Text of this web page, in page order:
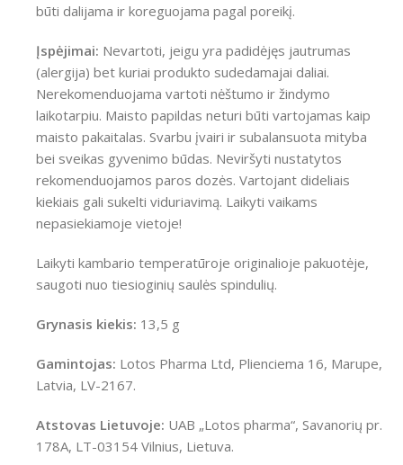
būti dalijama ir koreguojama pagal poreikį.
Įspėjimai: Nevartoti, jeigu yra padidėjęs jautrumas
(alergija) bet kuriai produkto sudedamajai daliai.
Nerekomenduojama vartoti nėštumo ir žindymo
laikotarpiu. Maisto papildas neturi būti vartojamas kaip
maisto pakaitalas. Svarbu įvairi ir subalansuota mityba
bei sveikas gyvenimo būdas. Neviršyti nustatytos
rekomenduojamos paros dozės. Vartojant dideliais
kiekiais gali sukelti viduriavimą. Laikyti vaikams
nepasiekiamoje vietoje!
Laikyti kambario temperatūroje originalioje pakuotėje,
saugoti nuo tiesioginių saulės spindulių.
Grynasis kiekis: 13,5 g
Gamintojas: Lotos Pharma Ltd, Plienciema 16, Marupe,
Latvia, LV-2167.
Atstovas Lietuvoje: UAB „Lotos pharma“, Savanorių pr.
178A, LT-03154 Vilnius, Lietuva.